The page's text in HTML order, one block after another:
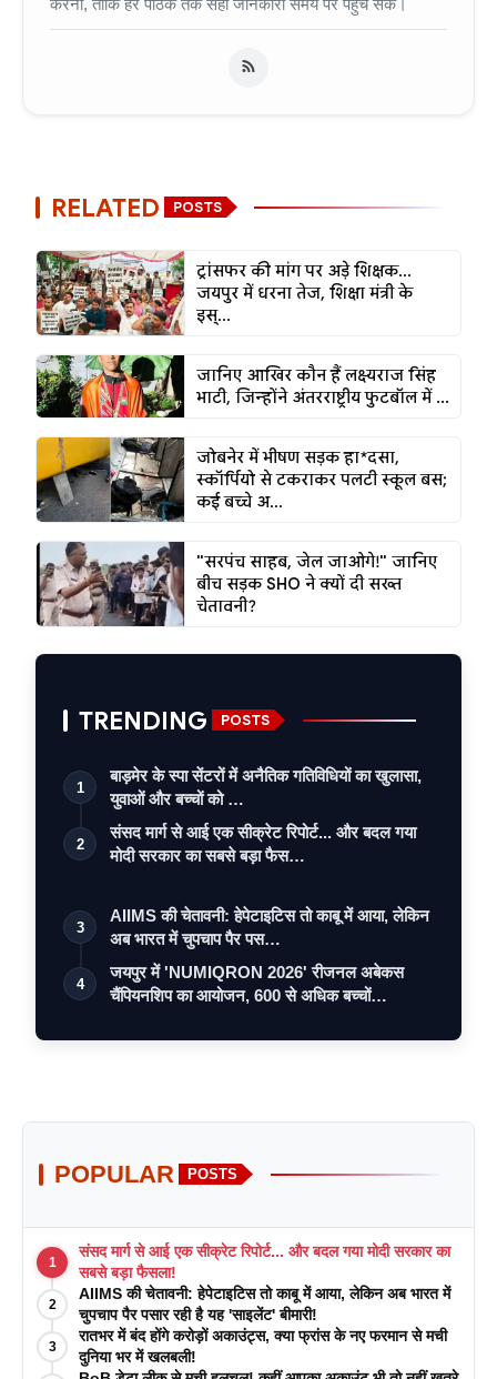
RELATED POSTS
ट्रांसफर की मांग पर अड़े शिक्षक...
जयपुर में धरना तेज, शिक्षा मंत्री के
इस्...
जानिए आखिर कौन हैं लक्ष्यराज सिंह
भाटी, जिन्होंने अंतरराष्ट्रीय फुटबॉल में ...
जोबनेर में भीषण सड़क हा*दसा,
स्कॉर्पियो से टकराकर पलटी स्कूल बस;
कई बच्चे अ...
"सरपंच साहब, जेल जाओगे!" जानिए
बीच सड़क SHO ने क्यों दी सख्त
चेतावनी?
TRENDING POSTS
1
बाड़मेर के स्पा सेंटरों में अनैतिक गतिविधियों का खुलासा,
युवाओं और बच्चों को …
2
संसद मार्ग से आई एक सीक्रेट रिपोर्ट... और बदल गया
मोदी सरकार का सबसे बड़ा फैस…
3
AIIMS की चेतावनी: हेपेटाइटिस तो काबू में आया, लेकिन
अब भारत में चुपचाप पैर पस…
4
जयपुर में 'NUMIQRON 2026' रीजनल अबेकस
चैंपियनशिप का आयोजन, 600 से अधिक बच्चों…
POPULAR POSTS
1
संसद मार्ग से आई एक सीक्रेट रिपोर्ट... और बदल गया मोदी सरकार का
सबसे बड़ा फैसला!
2
AIIMS की चेतावनी: हेपेटाइटिस तो काबू में आया, लेकिन अब भारत में
चुपचाप पैर पसार रही है यह 'साइलेंट' बीमारी!
3
रातभर में बंद होंगे करोड़ों अकाउंट्स, क्या फ्रांस के नए फरमान से मची
दुनिया भर में खलबली!